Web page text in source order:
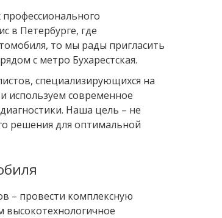
в Петербурге, где
то мы рады пригласить
с метро Бухарестская.
специализирующихся на
используем современное
Наша цель – не
решения для оптимальной
– провести комплексную
высокотехнологичное